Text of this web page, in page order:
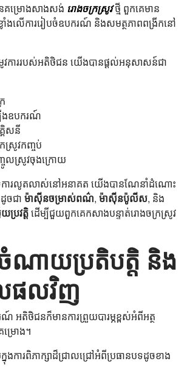
គម្រោងសាងសង់ រោងចក្រស្រូវថ្មី ពួកគេមាន
ងលើការរៀបចំឧបករណ៍ និងសមត្ថភាពពង្រីកនៅ
រូវការរបស់អតិថិជន យើងបានផ្តល់អនុសាសន៍ជា
ើងឧបករណ៍
គិសនី
ស្រូវកញ្ចប់
ចូលស្រូវចុងក្រោយ
ទ្រការលូតលាស់នៅអនាគត យើងបានណែនាំដំណោះ
ចជា ម៉ាស៊ីនចម្រាស់ពណ៌, ម៉ាស៊ីនប៉ូលីស, និង
រវត្តិដើម្បីជួយពួកគេកសាងបន្ទាត់រោងចក្រស្រូវ
ណាយប្រតិបត្តិ និង
លផលវិញ
អតិថិជនក៏មានការព្រួយបារម្ភខ្ពស់អំពីអត្ថ
ម្រោង។
ងការពិភាក្សាដ៏ជ្រាលជ្រៅអំពីប្រធានបទដូចខាង